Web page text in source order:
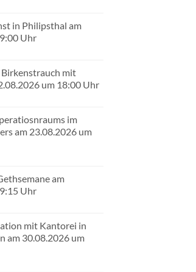
in Philipsthal am
Uhr
mit
um 18:00 Uhr
im
am 23.08.2026 um
am
Uhr
mit Kantorei in
am 30.08.2026 um